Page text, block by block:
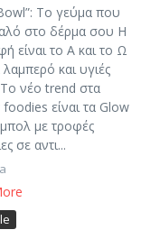
Το γεύμα που
στο δέρμα σου Η
είναι το Α και το Ω
λαμπερό και υγιές
νέο trend στα
είναι τα Glow
με τροφές
σε αντι...